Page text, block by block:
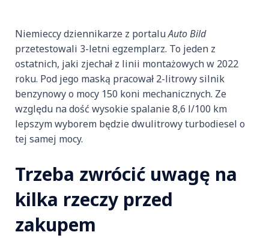
Niemieccy dziennikarze z portaluAuto Bild
przetestowali 3-letni egzemplarz. To jeden z
ostatnich, jaki zjechał z linii montażowych w 2022
roku. Pod jego maską pracował 2-litrowy silnik
benzynowy o mocy 150 koni mechanicznych. Ze
względu na dość wysokie spalanie 8,6 l/100 km
lepszym wyborem będzie dwulitrowy turbodiesel o
tej samej mocy.
Trzeba zwrócić uwagę na
kilka rzeczy przed
zakupem